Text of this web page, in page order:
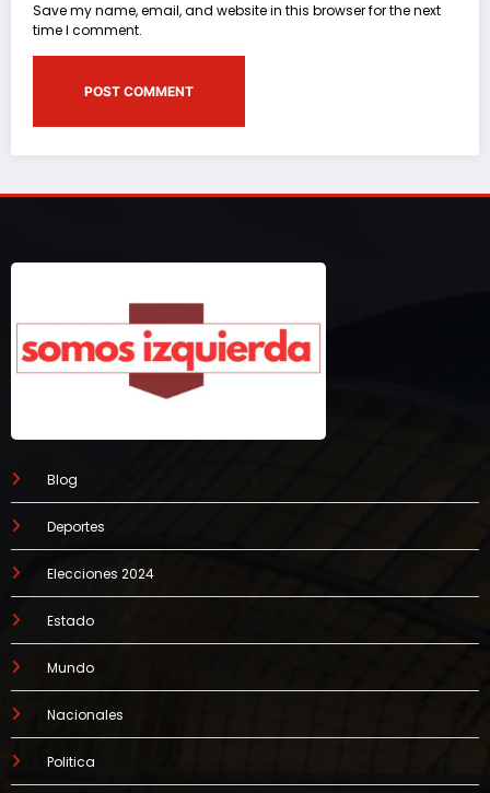
Save my name, email, and website in this browser for the next
time I comment.
Blog
Deportes
Elecciones 2024
Estado
Mundo
Nacionales
Politica